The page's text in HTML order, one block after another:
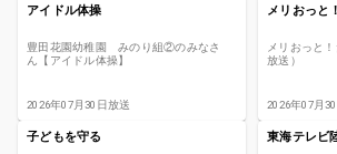
アイドル体操
豊田花園幼稚園 みのり組②のみなさ
ん【アイドル体操】
2026年07月30日放送
メリおっと
メリおっと
放送）
2026年07月
子どもを守る 東海テレビ